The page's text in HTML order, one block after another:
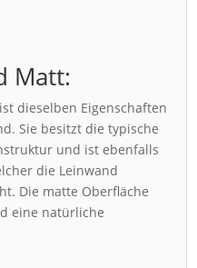
Matt:
dieselben Eigenschaften
Sie besitzt die typische
und ist ebenfalls
die Leinwand
Die matte Oberfläche
eine natürliche